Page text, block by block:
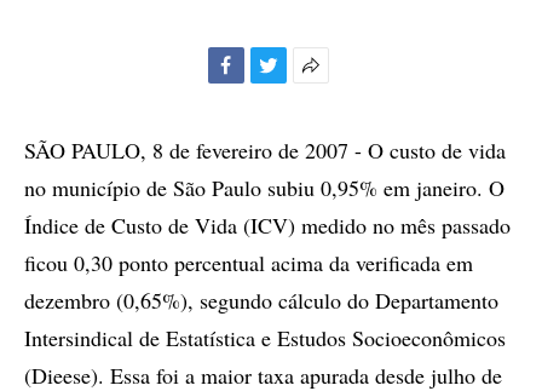
compartilhamento
SÃO PAULO, 8 de fevereiro de 2007 - O custo de vida
no município de São Paulo subiu 0,95% em janeiro. O
Índice de Custo de Vida (ICV) medido no mês passado
ficou 0,30 ponto percentual acima da verificada em
dezembro (0,65%), segundo cálculo do Departamento
Intersindical de Estatística e Estudos Socioeconômicos
(Dieese). Essa foi a maior taxa apurada desde julho de